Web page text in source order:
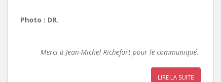
Photo : DR.
Merci à Jean-Michel Richefort pour le communiqué.
LIRE LA SUITE